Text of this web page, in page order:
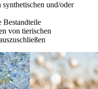
und/oder
Bestandteile
von tierischen